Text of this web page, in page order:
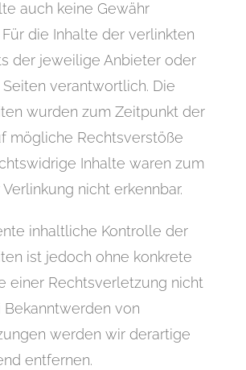
auch keine Gewähr
die Inhalte der verlinkten
der jeweilige Anbieter oder
verantwortlich. Die
wurden zum Zeitpunkt der
mögliche Rechtsverstöße
Inhalte waren zum
nicht erkennbar.
inhaltliche Kontrolle der
ist jedoch ohne konkrete
einer Rechtsverletzung nicht
Bekanntwerden von
werden wir derartige
entfernen.